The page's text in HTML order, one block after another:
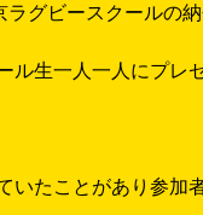
グビースクールの納
ル生一人一人にプレ
いたことがあり参加